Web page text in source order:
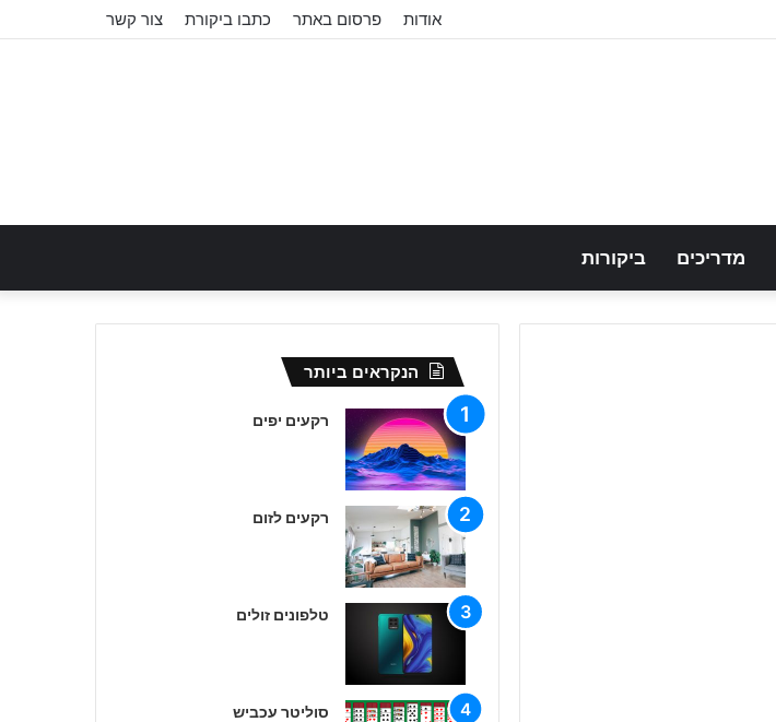
אודות פרסום באתר כתבו ביקורת צור קשר
מדריכים ביקורות
הנקראים ביותר
רקעים יפים
רקעים לזום
טלפונים זולים
סוליטר עכביש